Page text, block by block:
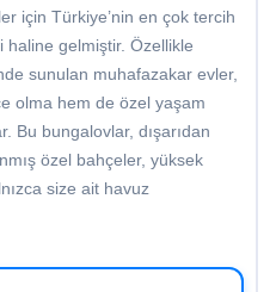
için Türkiye’nin en çok tercih
haline gelmiştir. Özellikle
sunulan muhafazakar evler,
olma hem de özel yaşam
Bu bungalovlar, dışarıdan
özel bahçeler, yüksek
size ait havuz